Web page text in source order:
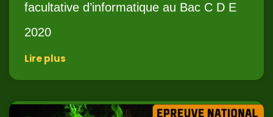
facultative d’informatique au Bac C D E
2020
Lire plus